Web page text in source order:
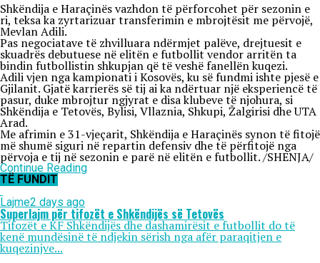
Shkëndija e Haraçinës vazhdon të përforcohet për sezonin e
ri, teksa ka zyrtarizuar transferimin e mbrojtësit me përvojë,
Mevlan Adili.
Pas negociatave të zhvilluara ndërmjet palëve, drejtuesit e
skuadrës debutuese në elitën e futbollit vendor arritën ta
bindin futbollistin shkupjan që të veshë fanellën kuqezi.
Adili vjen nga kampionati i Kosovës, ku së fundmi ishte pjesë e
Gjilanit. Gjatë karrierës së tij ai ka ndërtuar një eksperiencë të
pasur, duke mbrojtur ngjyrat e disa klubeve të njohura, si
Shkëndija e Tetovës, Bylisi, Vllaznia, Shkupi, Žalgirisi dhe UTA
Arad.
Me afrimin e 31-vjeçarit, Shkëndija e Haraçinës synon të fitojë
më shumë siguri në repartin defensiv dhe të përfitojë nga
përvoja e tij në sezonin e parë në elitën e futbollit. /SHENJA/
Continue Reading
TË FUNDIT
Lajme2 days ago
Superlajm për tifozët e Shkëndijës së Tetovës
Tifozët e KF Shkëndijës dhe dashamirësit e futbollit do të
kenë mundësinë të ndjekin sërish nga afër paraqitjen e
kuqezinjve...